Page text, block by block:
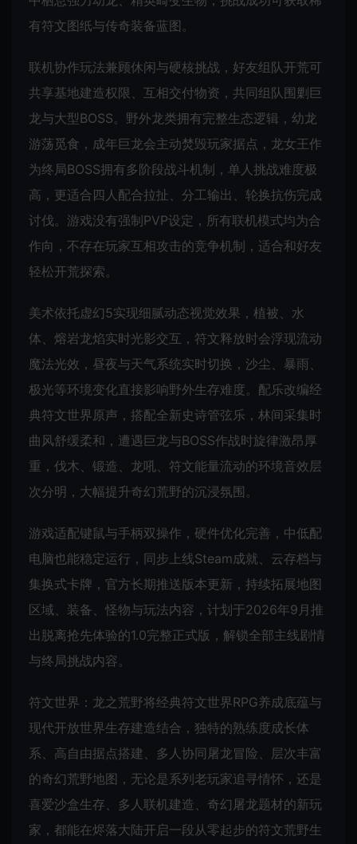
有符文图纸与传奇装备蓝图。
联机协作玩法兼顾休闲与硬核挑战，好友组队开荒可
共享基地建造权限、互相交付物资，共同组队围剿巨
龙与大型BOSS。野外龙类拥有完整生态逻辑，幼龙
游荡觅食，成年巨龙会主动焚毁玩家据点，龙女王作
为终局BOSS拥有多阶段战斗机制，单人挑战难度极
高，更适合四人配合拉扯、分工输出、轮换抗伤完成
讨伐。游戏没有强制PVP设定，所有联机模式均为合
作向，不存在玩家互相攻击的竞争机制，适合和好友
轻松开荒探索。
美术依托虚幻5实现细腻动态视觉效果，植被、水
体、熔岩龙焰实时光影交互，符文释放时会浮现流动
魔法光效，昼夜与天气系统实时切换，沙尘、暴雨、
极光等环境变化直接影响野外生存难度。配乐改编经
典符文世界原声，搭配全新史诗管弦乐，林间采集时
曲风舒缓柔和，遭遇巨龙与BOSS作战时旋律激昂厚
重，伐木、锻造、龙吼、符文能量流动的环境音效层
次分明，大幅提升奇幻荒野的沉浸氛围。
游戏适配键鼠与手柄双操作，硬件优化完善，中低配
电脑也能稳定运行，同步上线Steam成就、云存档与
集换式卡牌，官方长期推送版本更新，持续拓展地图
区域、装备、怪物与玩法内容，计划于2026年9月推
出脱离抢先体验的1.0完整正式版，解锁全部主线剧情
与终局挑战内容。
符文世界：龙之荒野将经典符文世界RPG养成底蕴与
现代开放世界生存建造结合，独特的熟练度成长体
系、高自由据点搭建、多人协同屠龙冒险、层次丰富
的奇幻荒野地图，无论是系列老玩家追寻情怀，还是
喜爱沙盒生存、多人联机建造、奇幻屠龙题材的新玩
家，都能在烬落大陆开启一段从零起步的符文荒野生